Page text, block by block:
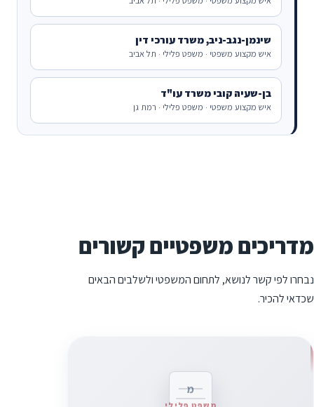
שינמן-נגב-ניב, משרד עורכי דין
איש מקצוע משפטי · משפט פלילי · תל אביב
בן-שעיה קובי משרד עו"ד
איש מקצוע משפטי · משפט פלילי · רמת גן
מדריכים משפטיים קשורים
נבחרו לפי קשר לנושא, לתחום המשפטי ולשלבים הבאים
שכדאי להכיר.
מ